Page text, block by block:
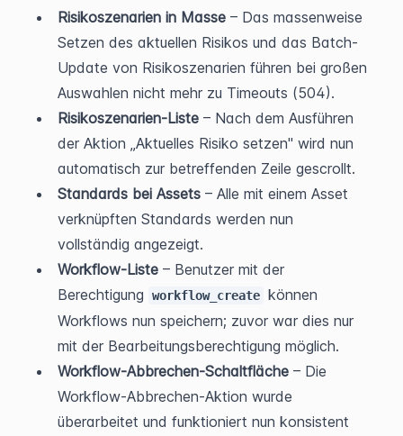
Risikoszenarien in Masse – Das massenweise
Setzen des aktuellen Risikos und das Batch-
Update von Risikoszenarien führen bei großen
Auswahlen nicht mehr zu Timeouts (504).
Risikoszenarien-Liste – Nach dem Ausführen
der Aktion „Aktuelles Risiko setzen" wird nun
automatisch zur betreffenden Zeile gescrollt.
Standards bei Assets – Alle mit einem Asset
verknüpften Standards werden nun
vollständig angezeigt.
Workflow-Liste – Benutzer mit der
Berechtigung
workflow_create können
Workflows nun speichern; zuvor war dies nur
mit der Bearbeitungsberechtigung möglich.
Workflow-Abbrechen-Schaltfläche – Die
Workflow-Abbrechen-Aktion wurde
überarbeitet und funktioniert nun konsistent